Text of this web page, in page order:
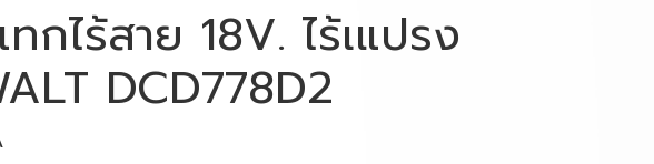
กไร้สาย 18V. ไร้เแปรง
DCD778D2